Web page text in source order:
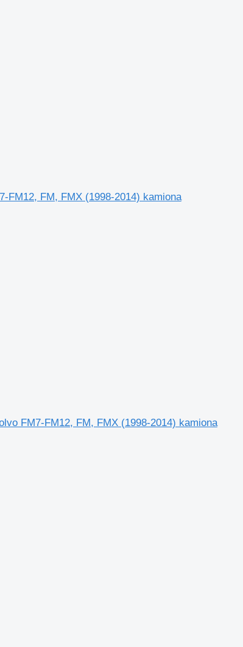
FM12, FM, FMX (1998-2014) kamiona
FM7-FM12, FM, FMX (1998-2014) kamiona